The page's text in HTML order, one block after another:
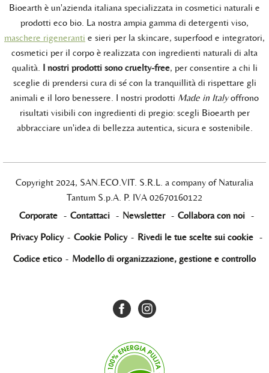
Bioearth è un'azienda italiana specializzata in cosmetici naturali e
prodotti eco bio. La nostra ampia gamma di detergenti viso,
maschere rigeneranti e sieri per la skincare, superfood e integratori,
cosmetici per il corpo è realizzata con ingredienti naturali di alta
qualità. I nostri prodotti sono cruelty-free, per consentire a chi li
sceglie di prendersi cura di sé con la tranquillità di rispettare gli
animali e il loro benessere. I nostri prodotti Made in Italyoffrono
risultati visibili con ingredienti di pregio: scegli Bioearth per
abbracciare un'idea di bellezza autentica, sicura e sostenibile.
Copyright 2024, SAN.ECO.VIT. S.R.L. a company of Naturalia
Tantum S.p.A. P. IVA 02670160122
Corporate - Contattaci - Newsletter - Collabora con noi -
Privacy Policy - Cookie Policy - Rivedi le tue scelte sui cookie -
Codice etico - Modello di organizzazione, gestione e controllo